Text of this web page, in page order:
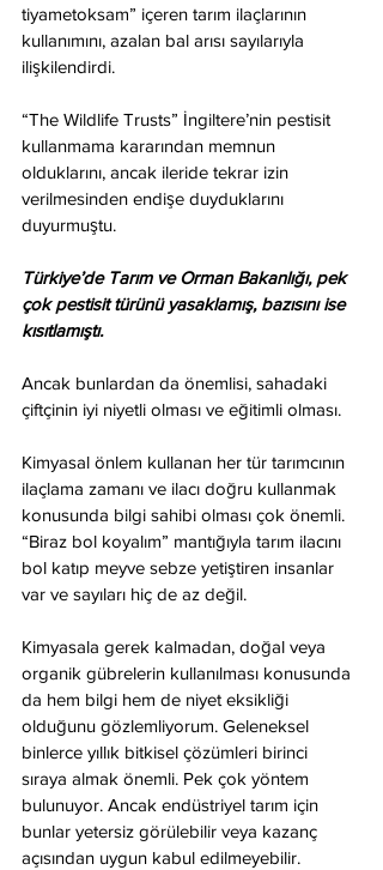
tiyametoksam” içeren tarım ilaçlarının
kullanımını, azalan bal arısı sayılarıyla
ilişkilendirdi.
“The Wildlife Trusts” İngiltere’nin pestisit
kullanmama kararından memnun
olduklarını, ancak ileride tekrar izin
verilmesinden endişe duyduklarını
duyurmuştu.
Türkiye’de Tarım ve Orman Bakanlığı, pek
çok pestisit türünü yasaklamış, bazısını ise
kısıtlamıştı.
Ancak bunlardan da önemlisi, sahadaki
çiftçinin iyi niyetli olması ve eğitimli olması.
Kimyasal önlem kullanan her tür tarımcının
ilaçlama zamanı ve ilacı doğru kullanmak
konusunda bilgi sahibi olması çok önemli.
“Biraz bol koyalım” mantığıyla tarım ilacını
bol katıp meyve sebze yetiştiren insanlar
var ve sayıları hiç de az değil.
Kimyasala gerek kalmadan, doğal veya
organik gübrelerin kullanılması konusunda
da hem bilgi hem de niyet eksikliği
olduğunu gözlemliyorum. Geleneksel
binlerce yıllık bitkisel çözümleri birinci
sıraya almak önemli. Pek çok yöntem
bulunuyor. Ancak endüstriyel tarım için
bunlar yetersiz görülebilir veya kazanç
açısından uygun kabul edilmeyebilir.